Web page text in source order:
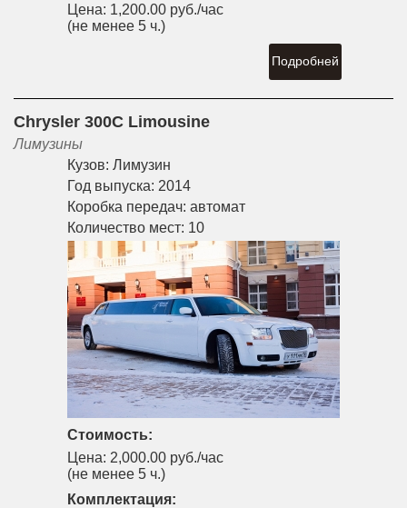
Цена: 1,200.00 руб./час
(не менее 5 ч.)
Подробней
Chrysler 300C Limousine
Лимузины
Кузов: Лимузин
Год выпуска: 2014
Коробка передач: автомат
Количество мест: 10
Стоимость:
Цена: 2,000.00 руб./час
(не менее 5 ч.)
Комплектация: